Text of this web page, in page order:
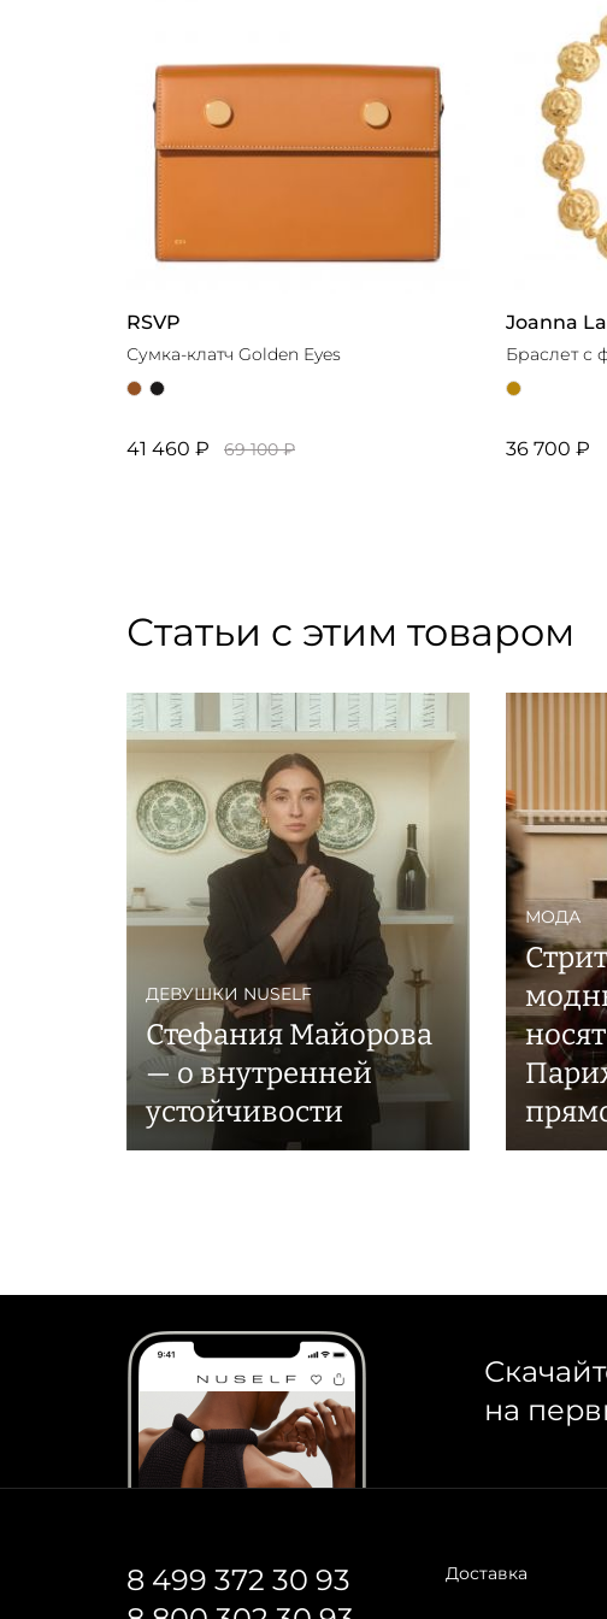
RSVP
Сумка-клатч Golden Eyes
41 460 ₽ 69 100 ₽
Joanna
Браслет с
36 700 ₽
Статьи с этим товаром
ДЕВУШКИ NUSELF
Стефания Майорова
— о внутренней
устойчивости
МОДА
на
8 499 372 30 93
Доставка